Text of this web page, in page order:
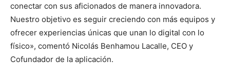
conectar con sus aficionados de manera innovadora.
Nuestro objetivo es seguir creciendo con más equipos y
ofrecer experiencias únicas que unan lo digital con lo
físico», comentó Nicolás Benhamou Lacalle, CEO y
Cofundador de la aplicación.